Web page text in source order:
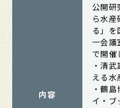
内容
公開研
ら水
る」
一会議
で開催
・清
える水
・鶴
イ・ブ